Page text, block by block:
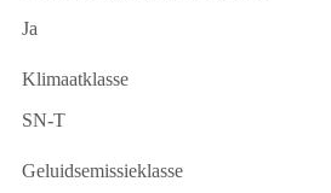
Ja
Klimaatklasse
SN-T
Geluidsemissieklasse